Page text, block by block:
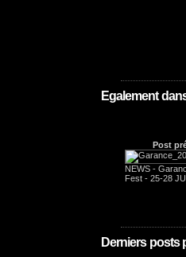
Egalement
Post
NEWS -
Fest - 25-28
Derniers posts